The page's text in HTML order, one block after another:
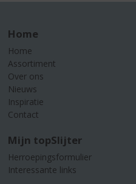
Home
Home
Assortiment
Over ons
Nieuws
Inspiratie
Contact
Mijn topSlijter
Herroepingsformulier
Interessante links